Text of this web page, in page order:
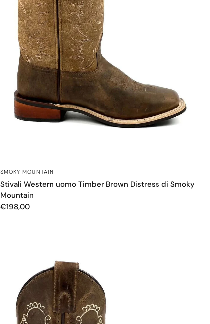
SMOKY MOUNTAIN
Stivali Western uomo Timber Brown Distress di Smoky
Mountain
€198,00